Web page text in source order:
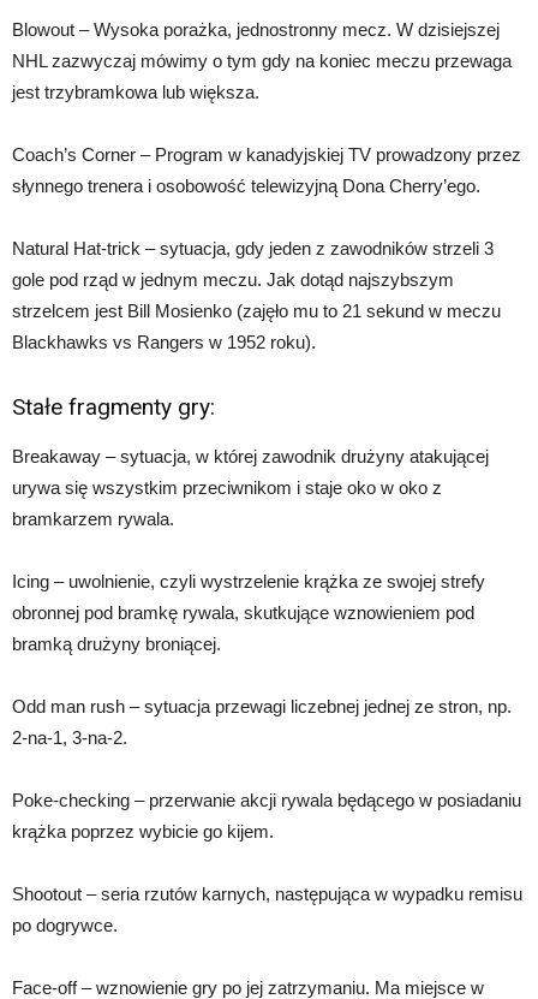
Blowout – Wysoka porażka, jednostronny mecz. W dzisiejszej
NHL zazwyczaj mówimy o tym gdy na koniec meczu przewaga
jest trzybramkowa lub większa.
Coach’s Corner – Program w kanadyjskiej TV prowadzony przez
słynnego trenera i osobowość telewizyjną Dona Cherry’ego.
Natural Hat-trick – sytuacja, gdy jeden z zawodników strzeli 3
gole pod rząd w jednym meczu. Jak dotąd najszybszym
strzelcem jest Bill Mosienko (zajęło mu to 21 sekund w meczu
Blackhawks vs Rangers w 1952 roku).
Stałe fragmenty gry:
Breakaway – sytuacja, w której zawodnik drużyny atakującej
urywa się wszystkim przeciwnikom i staje oko w oko z
bramkarzem rywala.
Icing – uwolnienie, czyli wystrzelenie krążka ze swojej strefy
obronnej pod bramkę rywala, skutkujące wznowieniem pod
bramką drużyny broniącej.
Odd man rush – sytuacja przewagi liczebnej jednej ze stron, np.
2-na-1, 3-na-2.
Poke-checking – przerwanie akcji rywala będącego w posiadaniu
krążka poprzez wybicie go kijem.
Shootout – seria rzutów karnych, następująca w wypadku remisu
po dogrywce.
Face-off – wznowienie gry po jej zatrzymaniu. Ma miejsce w